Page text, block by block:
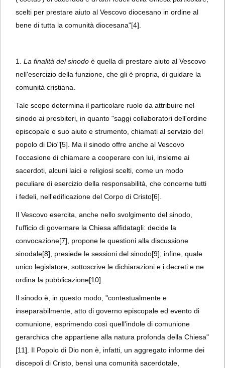
scelti per prestare aiuto al Vescovo diocesano in ordine al
bene di tutta la comunità diocesana"[4].
1. La finalità del sinodo è quella di prestare aiuto al Vescovo
nell'esercizio della funzione, che gli è propria, di guidare la
comunità cristiana.
Tale scopo determina il particolare ruolo da attribuire nel
sinodo ai presbiteri, in quanto "saggi collaboratori dell'ordine
episcopale e suo aiuto e strumento, chiamati al servizio del
popolo di Dio"[5]. Ma il sinodo offre anche al Vescovo
l'occasione di chiamare a cooperare con lui, insieme ai
sacerdoti, alcuni laici e religiosi scelti, come un modo
peculiare di esercizio della responsabilità, che concerne tutti
i fedeli, nell'edificazione del Corpo di Cristo[6].
Il Vescovo esercita, anche nello svolgimento del sinodo,
l'ufficio di governare la Chiesa affidatagli: decide la
convocazione[7], propone le questioni alla discussione
sinodale[8], presiede le sessioni del sinodo[9]; infine, quale
unico legislatore, sottoscrive le dichiarazioni e i decreti e ne
ordina la pubblicazione[10].
Il sinodo è, in questo modo, "contestualmente e
inseparabilmente, atto di governo episcopale ed evento di
comunione, esprimendo così quell'indole di comunione
gerarchica che appartiene alla natura profonda della Chiesa"
[11]. Il Popolo di Dio non è, infatti, un aggregato informe dei
discepoli di Cristo, bensì una comunità sacerdotale,